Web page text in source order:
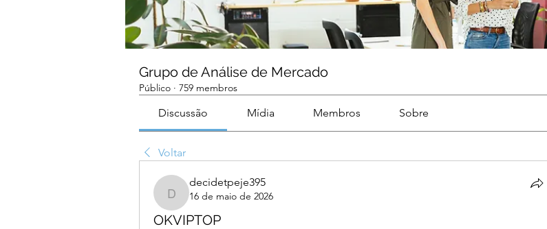
Grupo de Análise de Mercado
Público · 759 membros
Discussão Mídia Membros Sobre
Voltar
decidetpeje395
decidetpeje395
16 de maio de 2026
OKVIPTOP